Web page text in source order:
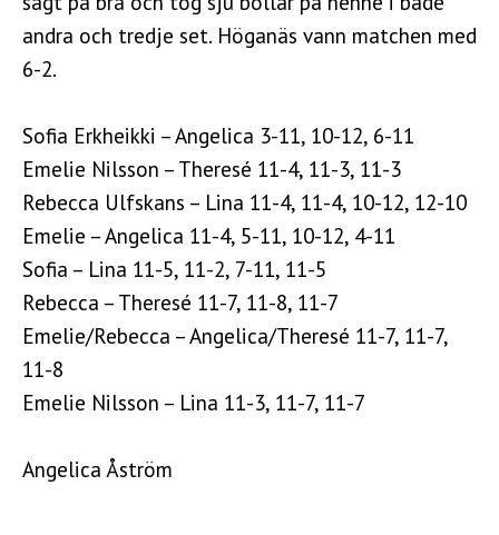
andra och tredje set. Höganäs vann matchen med
6-2.
Sofia Erkheikki – Angelica 3-11, 10-12, 6-11
Emelie Nilsson – Theresé 11-4, 11-3, 11-3
Rebecca Ulfskans – Lina 11-4, 11-4, 10-12, 12-10
Emelie – Angelica 11-4, 5-11, 10-12, 4-11
Sofia – Lina 11-5, 11-2, 7-11, 11-5
Rebecca – Theresé 11-7, 11-8, 11-7
Emelie/Rebecca – Angelica/Theresé 11-7, 11-7,
11-8
Emelie Nilsson – Lina 11-3, 11-7, 11-7
Angelica Åström